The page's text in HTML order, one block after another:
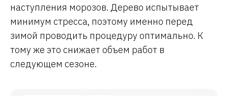
наступления морозов. Дерево испытывает
минимум стресса, поэтому именно перед
зимой проводить процедуру оптимально. К
тому же это снижает объем работ в
следующем сезоне.